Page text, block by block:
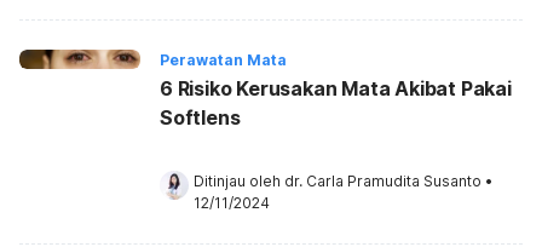
Perawatan Mata
6 Risiko Kerusakan Mata Akibat Pakai
Softlens
Ditinjau oleh dr. Carla Pramudita Susanto •
12/11/2024